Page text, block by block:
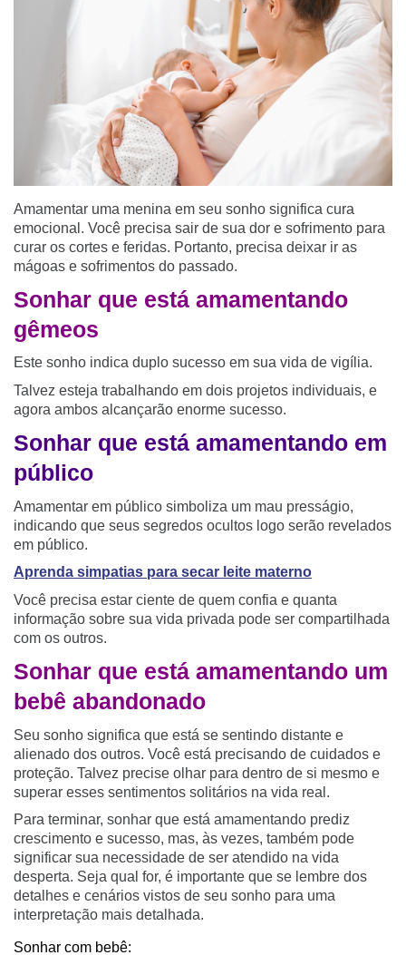
Amamentar uma menina em seu sonho significa cura
emocional. Você precisa sair de sua dor e sofrimento para
curar os cortes e feridas. Portanto, precisa deixar ir as
mágoas e sofrimentos do passado.
Sonhar que está amamentando
gêmeos
Este sonho indica duplo sucesso em sua vida de vigília.
Talvez esteja trabalhando em dois projetos individuais, e
agora ambos alcançarão enorme sucesso.
Sonhar que está amamentando em
público
Amamentar em público simboliza um mau presságio,
indicando que seus segredos ocultos logo serão revelados
em público.
Aprenda simpatias para secar leite materno
Você precisa estar ciente de quem confia e quanta
informação sobre sua vida privada pode ser compartilhada
com os outros.
Sonhar que está amamentando um
bebê abandonado
Seu sonho significa que está se sentindo distante e
alienado dos outros. Você está precisando de cuidados e
proteção. Talvez precise olhar para dentro de si mesmo e
superar esses sentimentos solitários na vida real.
Para terminar, sonhar que está amamentando prediz
crescimento e sucesso, mas, às vezes, também pode
significar sua necessidade de ser atendido na vida
desperta. Seja qual for, é importante que se lembre dos
detalhes e cenários vistos de seu sonho para uma
interpretação mais detalhada.
Sonhar com bebê: